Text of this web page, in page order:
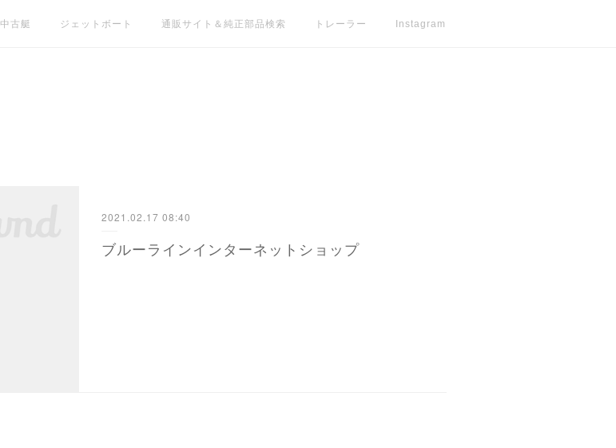
中古艇 ジェットボート 通販サイト＆純正部品検索 トレーラー Instagram
2021.02.17 08:40
ブルーラインインターネットショップ